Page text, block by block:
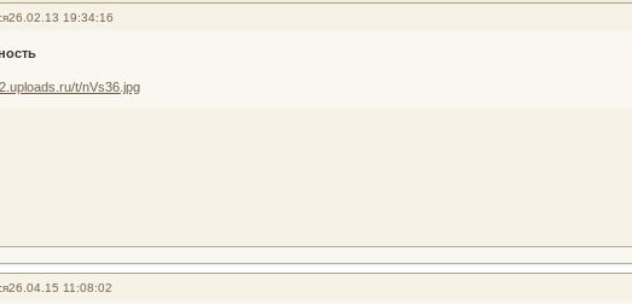
26.02.13 19:34:16
26.04.15 11:08:02